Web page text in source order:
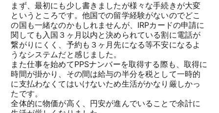
まず、最初にも少し書きましたが様々な手続きが大変
というところです。他国での留学経験がないのでどこ
の国も一緒なのかもしれませんが、IRPカードの申請に
関しても入国３ヶ月以内と決められている割に電話が
繋がりにくく、予約も３ヶ月先になる等不安になるよ
うなシステムだと感じました。
また仕事を始めてPPSナンバーを取得する際も、取得に
時間が掛かり、その間は給与の半分を税として一時的
に支払わなくてはいけないため生活がかなり厳しかっ
たです。
全体的に物価が高く、円安が進んでいることで余計に